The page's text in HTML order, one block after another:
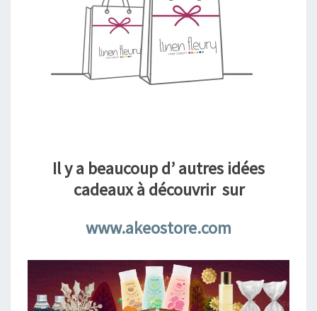
Il y a beaucoup d’ autres idées
cadeaux à découvrir sur
www.akeostore.com